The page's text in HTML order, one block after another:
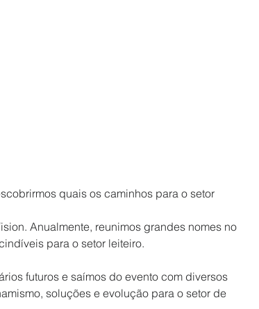
quais os caminhos para o setor
Anualmente, reunimos grandes nomes no
para o setor leiteiro.
futuros e saímos do evento com diversos
soluções e evolução para o setor de